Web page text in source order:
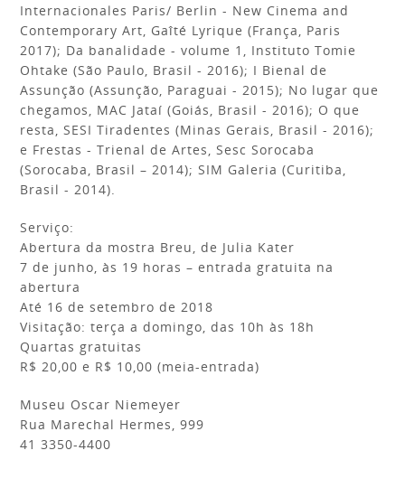
Internacionales Paris/ Berlin - New Cinema and
Contemporary Art, Gaîté Lyrique (França, Paris
2017); Da banalidade - volume 1, Instituto Tomie
Ohtake (São Paulo, Brasil - 2016); I Bienal de
Assunção (Assunção, Paraguai - 2015); No lugar que
chegamos, MAC Jataí (Goiás, Brasil - 2016); O que
resta, SESI Tiradentes (Minas Gerais, Brasil - 2016);
e Frestas - Trienal de Artes, Sesc Sorocaba
(Sorocaba, Brasil – 2014); SIM Galeria (Curitiba,
Brasil - 2014).
Serviço:
Abertura da mostra Breu, de Julia Kater
7 de junho, às 19 horas – entrada gratuita na
abertura
Até 16 de setembro de 2018
Visitação: terça a domingo, das 10h às 18h
Quartas gratuitas
R$ 20,00 e R$ 10,00 (meia-entrada)
Museu Oscar Niemeyer
Rua Marechal Hermes, 999
41 3350-4400